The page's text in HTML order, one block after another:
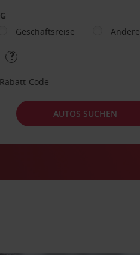
Geschäftsreise Andere
Code
AUTOS SUCHEN